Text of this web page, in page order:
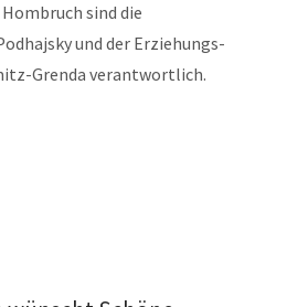
sind die
und der Erziehungs-
Grenda verantwortlich.